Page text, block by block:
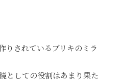
りされているブリキのミラ
としての役割はあまり果た